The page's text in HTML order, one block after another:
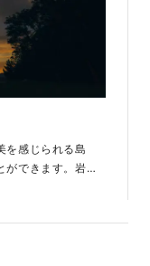
を感じられる島
ができます。岩場
な一本道、海辺
。おふたりだけの